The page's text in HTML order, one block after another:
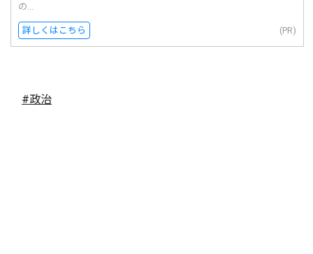
の...
詳しくはこちら (PR)
#政治